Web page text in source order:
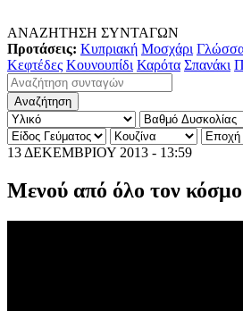
ΑΝΑΖΗΤΗΣΗ ΣΥΝΤΑΓΩΝ
Προτάσεις: Κυπριακή Μοσχάρι
Κεφτέδες Κουνουπίδι Καρότα Σπανάκι
13 ΔΕΚΕΜΒΡΙΟΥ 2013 - 13:59
Μενού από όλο τον κόσμο